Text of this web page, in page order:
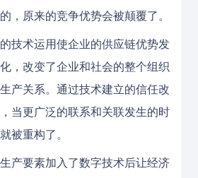
，原来的竞争优势会被颠覆了。
技术运用使企业的供应链优势发
，改变了企业和社会的整个组织
产关系。通过技术建立的信任改
当更广泛的联系和关联发生的时
被重构了。
产要素加入了数字技术后让经济